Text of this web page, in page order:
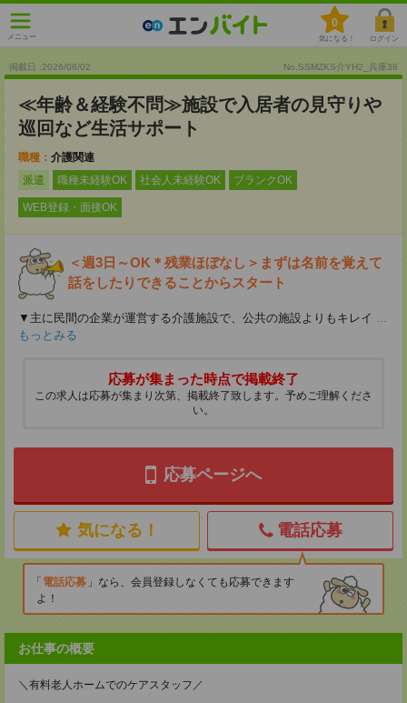
メニュー
0
気になる！ ログイン
掲載日 :2026/08/02 No.SSMZKS介YH2_兵庫38
≪年齢＆経験不問≫施設で入居者の見守りや
巡回など生活サポート
職種： 介護関連
派遣
職種未経験OK 社会人未経験OK ブランクOK
WEB登録・面接OK
＜週3日～OK＊残業ほぼなし＞まずは名前を覚えて
話をしたりできることからスタート
▼主に民間の企業が運営する介護施設で、公共の施設よりもキレイ ...
もっとみる
応募が集まった時点で掲載終了
この求人は応募が集まり次第、掲載終了致します。予めご理解くださ
い。
応募ページへ
気になる！ 電話応募
電話応募
なら、会員登録しなくても応募できます
よ！
お仕事の概要
＼有料老人ホームでのケアスタッフ／